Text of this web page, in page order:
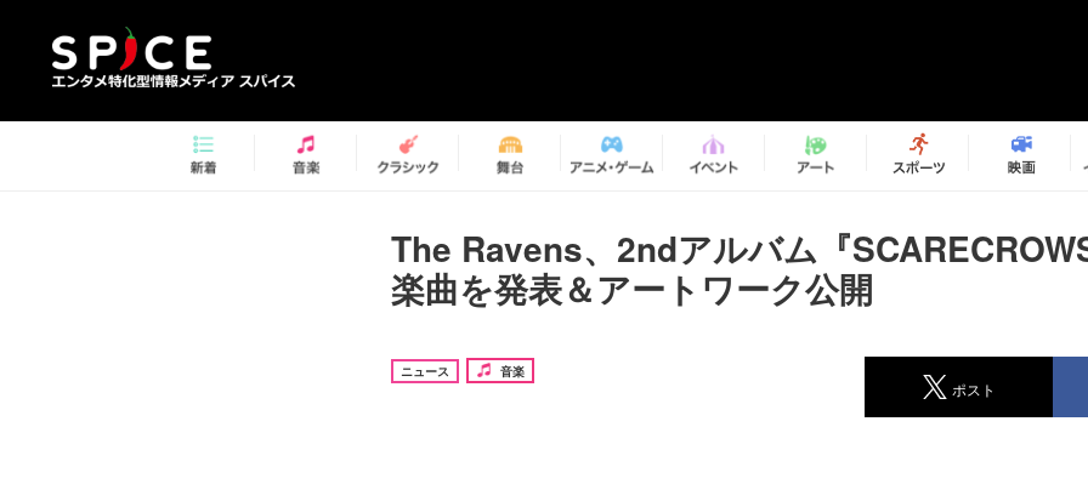
The Ravens、2ndアルバム『
楽曲を発表＆アートワーク公開
ニュース 音楽
ポスト